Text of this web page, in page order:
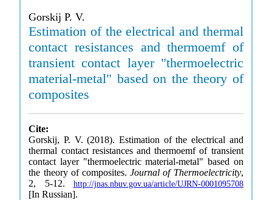
Gorskij P. V.
Estimation of the electrical and thermal
contact resistances and thermoemf of
transient contact layer "thermoelectric
material-metal" based on the theory of
composites
Cite:
Gorskij, P. V. (2018). Estimation of the electrical and
thermal contact resistances and thermoemf of transient
contact layer "thermoelectric material-metal" based on
the theory of composites.Journal of Thermoelectricity,
2, 5-12. http://jnas.nbuv.gov.ua/article/UJRN-0001095708
[In Russian].